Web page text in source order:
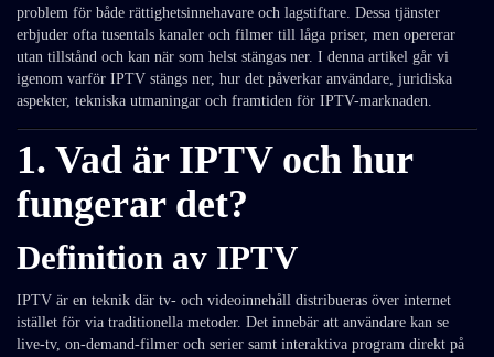
problem för både rättighetsinnehavare och lagstiftare. Dessa tjänster
erbjuder ofta tusentals kanaler och filmer till låga priser, men opererar
utan tillstånd och kan när som helst stängas ner. I denna artikel går vi
igenom varför IPTV stängs ner, hur det påverkar användare, juridiska
aspekter, tekniska utmaningar och framtiden för IPTV-marknaden.
1. Vad är IPTV och hur
fungerar det?
Definition av IPTV
IPTV är en teknik där tv- och videoinnehåll distribueras över internet
istället för via traditionella metoder. Det innebär att användare kan se
live-tv, on-demand-filmer och serier samt interaktiva program direkt på